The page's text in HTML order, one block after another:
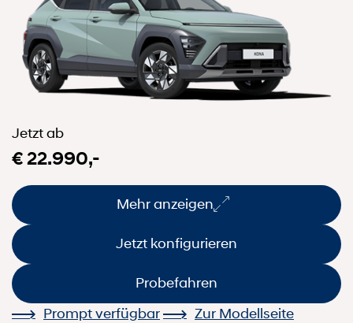
Jetzt ab
€ 22.990,-
Mehr anzeigen
Jetzt konfigurieren
Probefahren
Prompt verfügbar
Zur Modellseite